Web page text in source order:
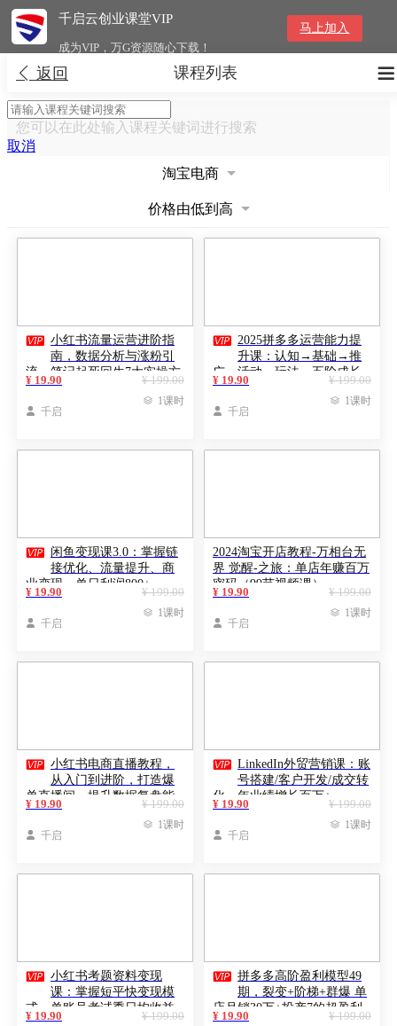
千启云创业课堂VIP
成为VIP，万G资源随心下载！
马上加入
 返回 
课程列表
您可以在此处输入课程关键词进行搜索
取消
淘宝电商
价格由低到高
 小红书流量运营进阶指
南，数据分析与涨粉引
流，笔记起死回生7大实操方
案
¥ 199.00
¥ 19.90
 千启
 1课时
 2025拼多多运营能力提
升课：认知→基础→推
广→活动→玩法，五阶成长
路径
¥ 199.00
¥ 19.90
 千启
 1课时
 闲鱼变现课3.0：掌握链
接优化、流量提升、商
业变现，单日利润800+
¥ 199.00
¥ 19.90
 千启
 1课时
2024淘宝开店教程-万相台无
界 觉醒-之旅：单店年赚百万
密码（99节视频课）
¥ 199.00
¥ 19.90
 千启
 1课时
 小红书电商直播教程，
从入门到进阶，打造爆
单直播间，提升数据复盘能
力
¥ 199.00
¥ 19.90
 千启
 1课时
 LinkedIn外贸营销课：账
号搭建/客户开发/成交转
化，年业绩增长百万+
¥ 199.00
¥ 19.90
 千启
 1课时
 小红书考题资料变现
课：掌握短平快变现模
式，单账号考试季日均收益
¥ 199.00
¥ 19.90
 拼多多高阶盈利模型49
期，裂变+阶梯+群爆 单
店月销30万+投产7的超盈利
¥ 199.00
¥ 19.90